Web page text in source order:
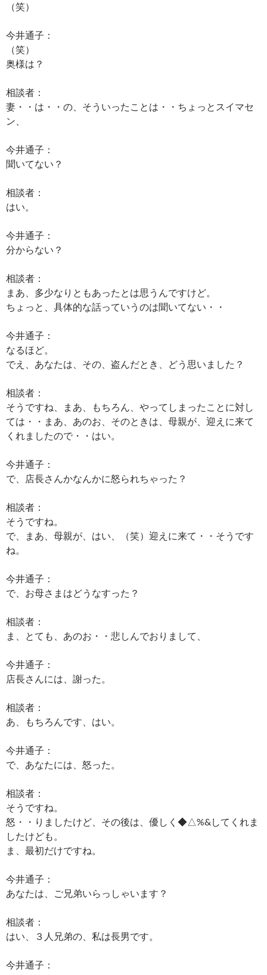
（笑）
今井通子：
（笑）
奥様は？
相談者：
妻・・は・・の、そういったことは・・ちょっとスイマセ
ン、
今井通子：
聞いてない？
相談者：
はい。
今井通子：
分からない？
相談者：
まあ、多少なりともあったとは思うんですけど。
ちょっと、具体的な話っていうのは聞いてない・・
今井通子：
なるほど。
でえ、あなたは、その、盗んだとき、どう思いました？
相談者：
そうですね、まあ、もちろん、やってしまったことに対し
ては・・まあ、あのお、そのときは、母親が、迎えに来て
くれましたので・・はい。
今井通子：
で、店長さんかなんかに怒られちゃった？
相談者：
そうですね。
で、まあ、母親が、はい、（笑）迎えに来て・・そうです
ね。
今井通子：
で、お母さまはどうなすった？
相談者：
ま、とても、あのお・・悲しんでおりまして、
今井通子：
店長さんには、謝った。
相談者：
あ、もちろんです、はい。
今井通子：
で、あなたには、怒った。
相談者：
そうですね。
怒・・りましたけど、その後は、優しく◆△%&してくれま
したけども。
ま、最初だけですね。
今井通子：
あなたは、ご兄弟いらっしゃいます？
相談者：
はい、３人兄弟の、私は長男です。
今井通子：